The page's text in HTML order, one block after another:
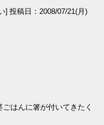
] 投稿日：2008/07/21(月)
はんに箸が付いてきたく